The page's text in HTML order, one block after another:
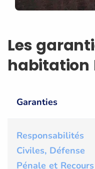
Les
habitation
Garanties
Responsabilités
Civiles, Défense
Pénale et Recours